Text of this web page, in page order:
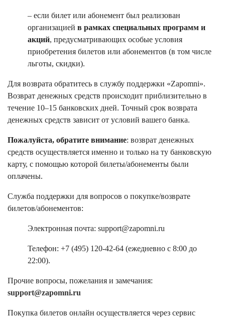
– если билет или абонемент был реализован
организацией в рамках специальных программ и
акций, предусматривающих особые условия
приобретения билетов или абонементов (в том числе
льготы, скидки).
Для возврата обратитесь в службу поддержки «Zapomni».
Возврат денежных средств происходит приблизительно в
течение 10–15 банковских дней. Точный срок возврата
денежных средств зависит от условий вашего банка.
Пожалуйста, обратите внимание: возврат денежных
средств осуществляется именно и только на ту банковскую
карту, с помощью которой билеты/абонементы были
оплачены.
Служба поддержки для вопросов о покупке/возврате
билетов/абонементов:
Электронная почта: support@zapomni.ru
Телефон: +7 (495) 120-42-64 (ежедневно с 8:00 до
22:00).
Прочие вопросы, пожелания и замечания:
support@zapomni.ru
Покупка билетов онлайн осуществляется через сервис